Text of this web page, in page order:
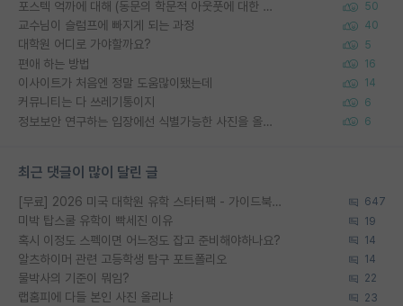
포스텍 억까에 대해 (동문의 학문적 아웃풋에 대한 반박) 50
교수님이 슬럼프에 빠지게 되는 과정 40
대학원 어디로 가야할까요? 5
편애 하는 방법 16
이사이트가 처음엔 정말 도움많이됐는데 14
커뮤니티는 다 쓰레기통이지 6
정보보안 연구하는 입장에선 식별가능한 사진을 올리는건 비추이긴함 6
최근 댓글이 많이 달린 글
[무료] 2026 미국 대학원 유학 스타터팩 - 가이드북 & 합격자 컨택메일 템플릿 647
미박 탑스쿨 유학이 빡세진 이유 19
혹시 이정도 스펙이면 어느정도 잡고 준비해야하나요? 14
알츠하이머 관련 고등학생 탐구 포트폴리오 14
물박사의 기준이 뭐임? 22
랩홈피에 다들 본인 사진 올리냐 23